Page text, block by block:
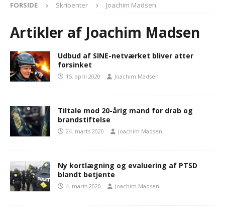
FORSIDE Skribenter Joachim Madsen
Artikler af Joachim Madsen
Udbud af SINE-netværket bliver atter
forsinket
15. april 2020 Joachim Madsen
Tiltale mod 20-årig mand for drab og
brandstiftelse
24. marts 2020 Joachim Madsen
Ny kortlægning og evaluering af PTSD
blandt betjente
4. marts 2020 Joachim Madsen